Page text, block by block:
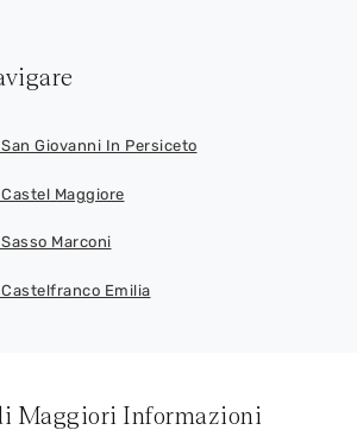
Giovanni In Persiceto
Maggiore
Marconi
Emilia
Maggiori Informazioni